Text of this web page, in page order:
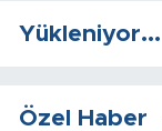
Yükleniyor...
Özel Haber